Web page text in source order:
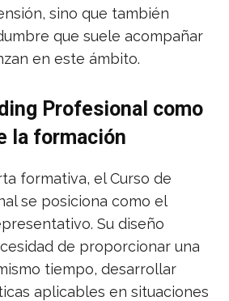
sino que también
que suele acompañar
en este ámbito.
Profesional como
la formación
formativa, el Curso de
se posiciona como el
Su diseño
de proporcionar una
tiempo, desarrollar
aplicables en situaciones